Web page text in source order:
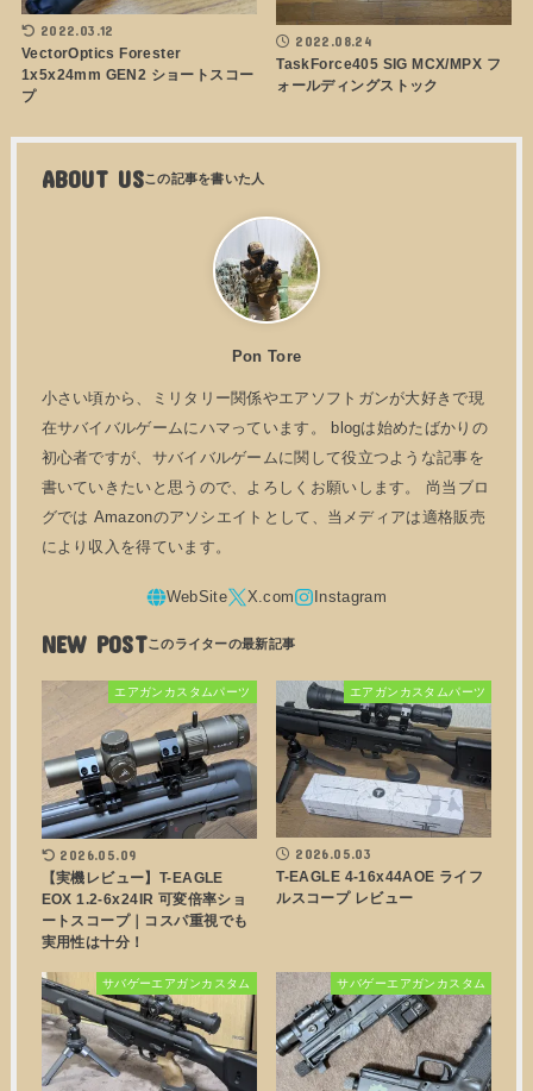
2022.03.12
VectorOptics Forester
1x5x24mm GEN2 ショートスコー
プ
2022.08.24
TaskForce405 SIG MCX/MPX フ
ォールディングストック
ABOUT US
Pon Tore
小さい頃から、ミリタリー関係やエアソフトガンが大好きで現
在サバイバルゲームにハマっています。 blogは始めたばかりの
初心者ですが、サバイバルゲームに関して役立つような記事を
書いていきたいと思うので、よろしくお願いします。 尚当ブロ
グでは Amazonのアソシエイトとして、当メディアは適格販売
により収入を得ています。
NEW POST
エアガンカスタムパーツ
2026.05.09
【実機レビュー】T-EAGLE
EOX 1.2-6x24IR 可変倍率ショ
ートスコープ｜コスパ重視でも
実用性は十分！
エアガンカスタムパーツ
2026.05.03
T-EAGLE 4-16x44AOE ライフ
ルスコープ レビュー
サバゲーエアガンカスタム サバゲーエアガンカスタム